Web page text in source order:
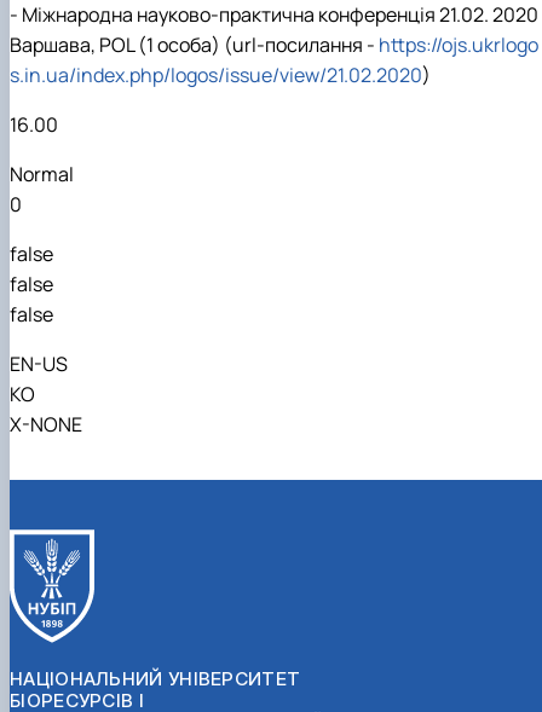
- Міжнародна науково-практична конференція 21.02. 2020
Варшава, POL (1 особа) (url-посилання - https://ojs.ukrlogo
s.in.ua/index.php/logos/issue/view/21.02.2020)
16.00
Normal
0
false
false
false
EN-US
KO
X-NONE
НАЦІОНАЛЬНИЙ УНІВЕРСИТЕТ
БІОРЕСУРСІВ І